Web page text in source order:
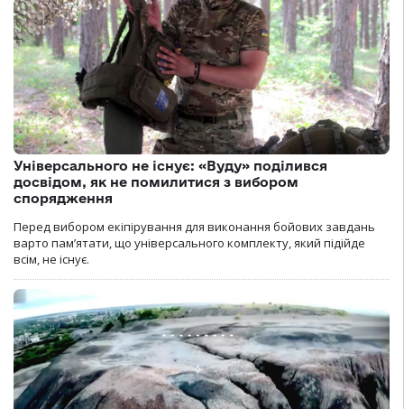
Універсального не існує: «Вуду» поділився
досвідом, як не помилитися з вибором
спорядження
Перед вибором екіпірування для виконання бойових завдань
варто пам’ятати, що універсального комплекту, який підійде
всім, не існує.